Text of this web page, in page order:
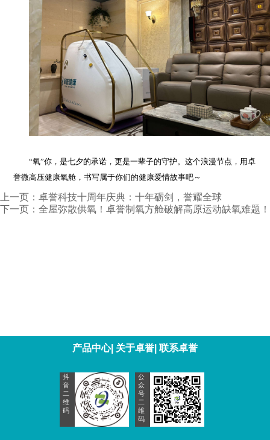
“氧”你，是七夕的承诺，更是一辈子的守护。这个浪漫节点，用卓
誉微高压健康氧舱，书写属于你们的健康爱情故事吧～
上一页： 卓誉科技十周年庆典：十年砺剑，誉耀全球
下一页： 全屋弥散供氧！卓誉制氧方舱破解高原运动缺氧难题！
产品中心| 关于卓誉 联系卓誉
抖
音
二
维
码
公
众
号
二
维
码